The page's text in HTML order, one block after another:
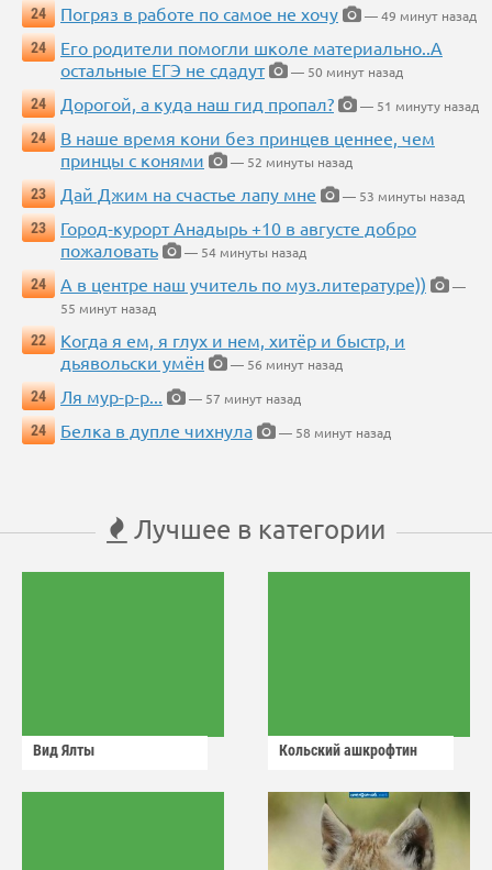
24 Погряз в работе по самое не хочу
— 49 минут назад
24
Его родители помогли школе материально..А
остальные ЕГЭ не сдадут
— 50 минут назад
24
Дорогой, а куда наш гид пропал?
— 51 минуту назад
24
В наше время кони без принцев ценнее, чем
принцы с конями
— 52 минуты назад
23
Дай Джим на счастье лапу мне
— 53 минуты назад
23
Город-курорт Анадырь +10 в августе добро
пожаловать
— 54 минуты назад
24
А в центре наш учитель по муз.литературе))
—
55 минут назад
22
Когда я ем, я глух и нем, хитёр и быстр, и
дьявольски умён
— 56 минут назад
24
Ля мур-р-р...
— 57 минут назад
24
Белка в дупле чихнула — 58 минут назад
Лучшее в категории
Вид Ялты Кольский ашкрофтин